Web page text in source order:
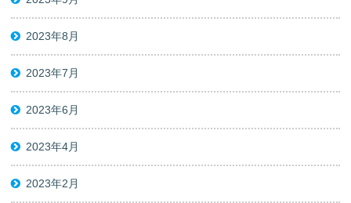
2023年8月
2023年7月
2023年6月
2023年4月
2023年2月